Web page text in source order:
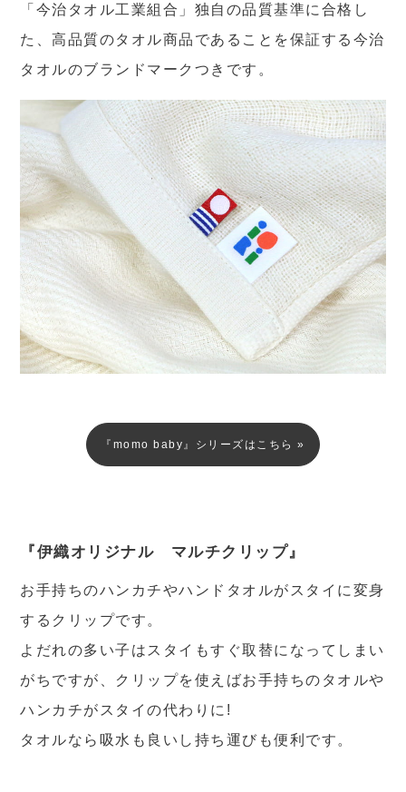
「今治タオル工業組合」独自の品質基準に合格し
た、高品質のタオル商品であることを保証する今治
タオルのブランドマークつきです。
『momo baby』シリーズはこちら »
『伊織オリジナル マルチクリップ』
お手持ちのハンカチやハンドタオルがスタイに変身
するクリップです。
よだれの多い子はスタイもすぐ取替になってしまい
がちですが、クリップを使えばお手持ちのタオルや
ハンカチがスタイの代わりに!
タオルなら吸水も良いし持ち運びも便利です。